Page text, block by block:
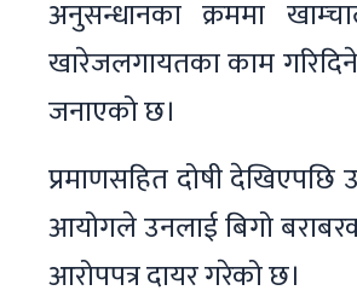
अनुसन्धानका क्रममा
खारेजलगायतका काम
जनाएको छ।
प्रमाणसहित दोषी देखिएपछि
आयोगले उनलाई बिगो
आरोपपत्र दायर गरेको छ।